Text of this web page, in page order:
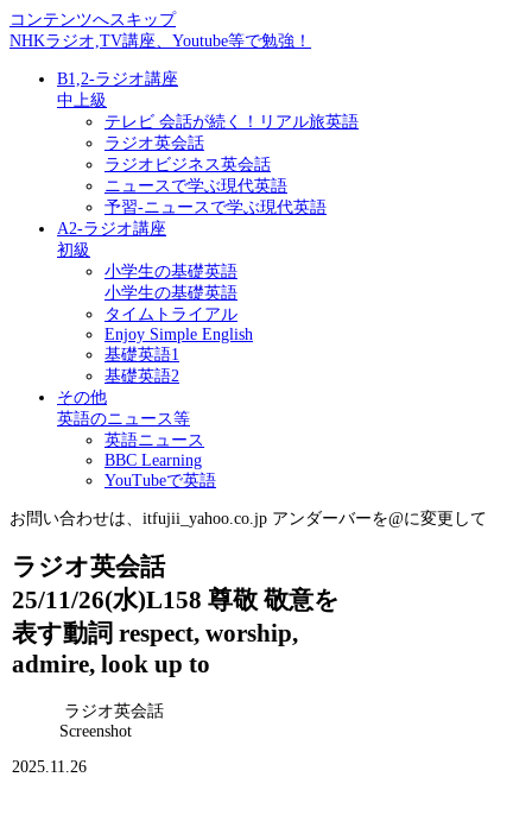
コンテンツへスキップ
NHKラジオ,TV講座、Youtube等で勉強！
B1,2-ラジオ講座
中上級
テレビ 会話が続く！リアル旅英語
ラジオ英会話
ラジオビジネス英会話
ニュースで学ぶ現代英語
予習-ニュースで学ぶ現代英語
A2-ラジオ講座
初級
小学生の基礎英語
小学生の基礎英語
タイムトライアル
Enjoy Simple English
基礎英語1
基礎英語2
その他
英語のニュース等
英語ニュース
BBC Learning
YouTubeで英語
お問い合わせは、itfujii_yahoo.co.jp アンダーバーを@に変更して
ラジオ英会話
25/11/26(水)L158 尊敬 敬意を
表す動詞 respect, worship,
admire, look up to
ラジオ英会話
Screenshot
2025.11.26